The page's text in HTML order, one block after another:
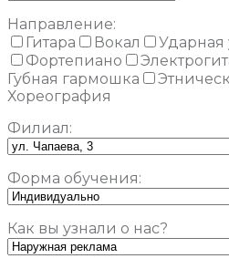
Направление:
Гитара
Вокал Ударная
Фортепиано
Губная гармошка
Хореография
Филиал:
Форма обучения:
Как вы узнали о нас?